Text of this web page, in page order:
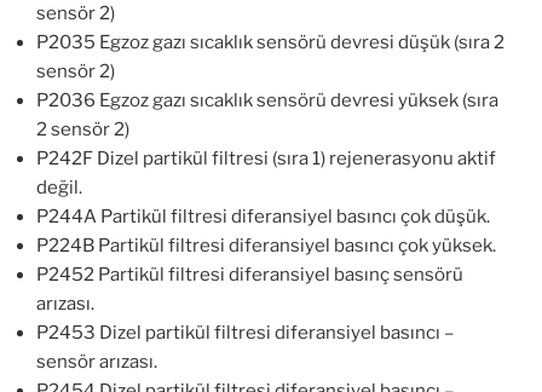
sensör 2)
P2035 Egzoz gazı sıcaklık sensörü devresi düşük (sıra 2
sensör 2)
P2036 Egzoz gazı sıcaklık sensörü devresi yüksek (sıra
2 sensör 2)
P242F Dizel partikül filtresi (sıra 1) rejenerasyonu aktif
değil.
P244A Partikül filtresi diferansiyel basıncı çok düşük.
P224B Partikül filtresi diferansiyel basıncı çok yüksek.
P2452 Partikül filtresi diferansiyel basınç sensörü
arızası.
P2453 Dizel partikül filtresi diferansiyel basıncı –
sensör arızası.